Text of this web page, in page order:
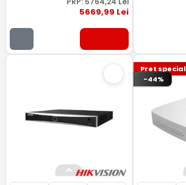
5669,99 Lei
Pret special
-44%